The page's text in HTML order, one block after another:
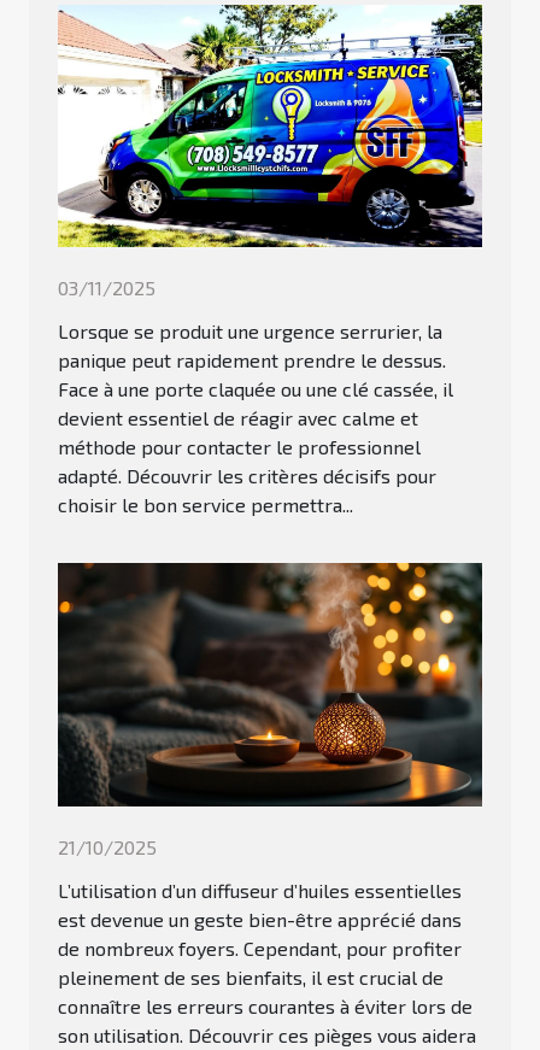
03/11/2025
Lorsque se produit une urgence serrurier, la
panique peut rapidement prendre le dessus.
Face à une porte claquée ou une clé cassée, il
devient essentiel de réagir avec calme et
méthode pour contacter le professionnel
adapté. Découvrir les critères décisifs pour
choisir le bon service permettra...
21/10/2025
L’utilisation d’un diffuseur d’huiles essentielles
est devenue un geste bien-être apprécié dans
de nombreux foyers. Cependant, pour profiter
pleinement de ses bienfaits, il est crucial de
connaître les erreurs courantes à éviter lors de
son utilisation. Découvrir ces pièges vous aidera